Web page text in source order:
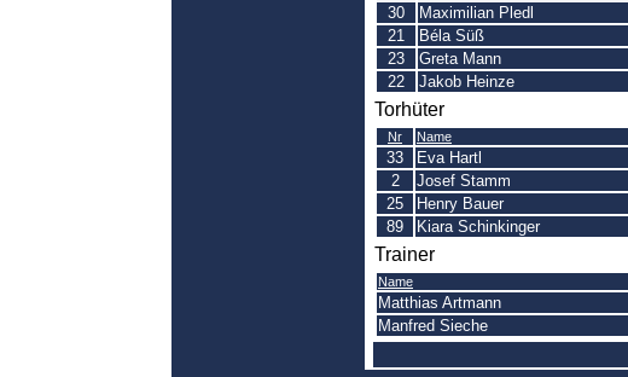
30
Maximilian Pledl
21
Béla Süß
23
Greta Mann
22
Jakob Heinze
Torhüter
Nr Name
33 Eva Hartl
2
Josef Stamm
25
Henry Bauer
89
Kiara Schinkinger
Trainer
Name
Matthias Artmann
Manfred Sieche